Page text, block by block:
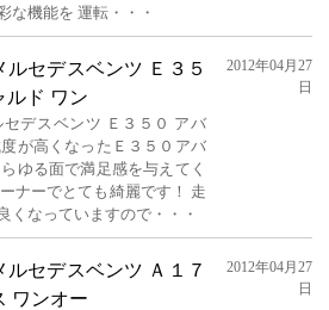
な機能を 運転・・・
ルセデスベンツ Ｅ３５
ルド ワン
セデスベンツ Ｅ３５０ アバ
が高くなったＥ３５０アバ
ゆる面で満足感を与えてく
ナーでとても綺麗です！ 走
くなっていますので・・・
2012年04月27
日
ルセデスベンツ Ａ１７
ワンオー
2012年04月27
日